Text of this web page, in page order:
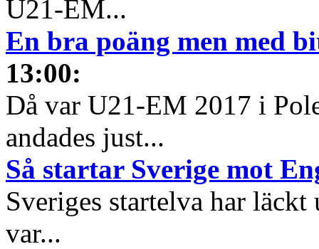
U21-EM...
En bra poäng men med
13:00:
Då var U21-EM 2017 i
andades just...
Så startar Sverige mot
Sveriges startelva har
var...